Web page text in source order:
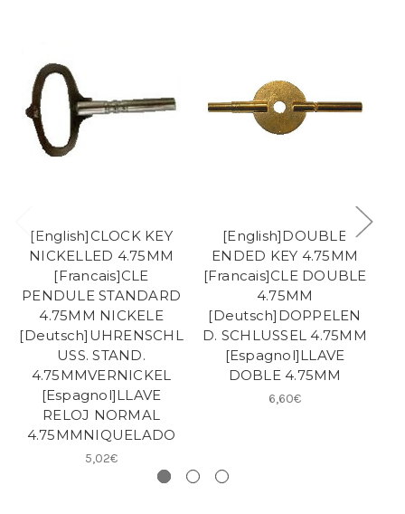
[English]CLOCK KEY
NICKELLED 4.75MM
[Francais]CLE
PENDULE STANDARD
4.75MM NICKELE
[Deutsch]UHRENSCHL
USS. STAND.
4.75MMVERNICKEL
[Espagnol]LLAVE
RELOJ NORMAL
4.75MMNIQUELADO
5,02€
[English]DOUBLE
ENDED KEY 4.75MM
[Francais]CLE DOUBLE
4.75MM
[Deutsch]DOPPELEN
D. SCHLUSSEL 4.75MM
[Espagnol]LLAVE
DOBLE 4.75MM
6,60€